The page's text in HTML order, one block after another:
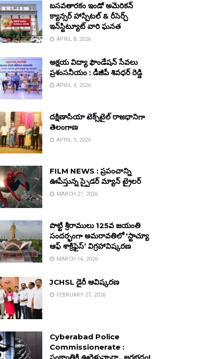
బసవతారకం ఇండో అమెరికన్
క్యాన్సర్ హాస్పిటల్ & రీసెర్చ్
ఇన్‌స్టిట్యూట్ వారి ఘనత
APRIL 8, 2026
అక్షయ విద్యా ఫౌండేషన్ సేవలు
ప్రశంసనీయం : డీజీపీ శివధర్ రెడ్డి
APRIL 4, 2026
దక్షిణాసియా టెక్స్‌టైల్ రాజధానిగా
తెలంగాణ
APRIL 3, 2026
FILM NEWS : ప్రపంచాన్ని
ఊపేస్తున్న స్పైడర్ మ్యాన్ ట్రైలర్
MARCH 27, 2026
పొట్టి శ్రీరాములు 125వ జయంతి
సందర్భంగా అమరావతిలో ‘స్టాచ్యూ
ఆఫ్ శాక్రిఫైస్’ విగ్రహావిష్కరణ
MARCH 16, 2026
JCHSL డైరీ ఆవిష్కరణ
FEBRUARY 27, 2026
Cyberabad Police
Commissionerate :